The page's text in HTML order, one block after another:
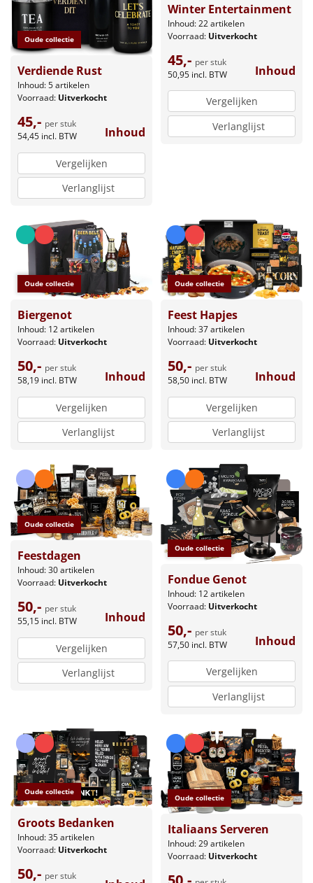
Oude collectie
Verdiende Rust
Inhoud: 5 artikelen
Voorraad: Uitverkocht
45,- per stuk
54,45 incl. BTW Inhoud
Vergelijken
Verlanglijst
Winter Entertainment
Inhoud: 22 artikelen
Voorraad: Uitverkocht
45,- per stuk
50,95 incl. BTW Inhoud
Vergelijken
Verlanglijst
Oude collectie
Biergenot
Inhoud: 12 artikelen
Voorraad: Uitverkocht
50,- per stuk
58,19 incl. BTW Inhoud
Vergelijken
Verlanglijst
Oude collectie
Feest Hapjes
Inhoud: 37 artikelen
Voorraad: Uitverkocht
50,- per stuk
58,50 incl. BTW Inhoud
Vergelijken
Verlanglijst
Oude collectie
Feestdagen
Inhoud: 30 artikelen
Voorraad: Uitverkocht
50,- per stuk
55,15 incl. BTW Inhoud
Vergelijken
Verlanglijst
Oude collectie
Fondue Genot
Inhoud: 12 artikelen
Voorraad: Uitverkocht
50,- per stuk
57,50 incl. BTW Inhoud
Vergelijken
Verlanglijst
Oude collectie
Groots Bedanken
Inhoud: 35 artikelen
Voorraad: Uitverkocht
50,- per stuk
Oude collectie
Italiaans Serveren
Inhoud: 29 artikelen
Voorraad: Uitverkocht